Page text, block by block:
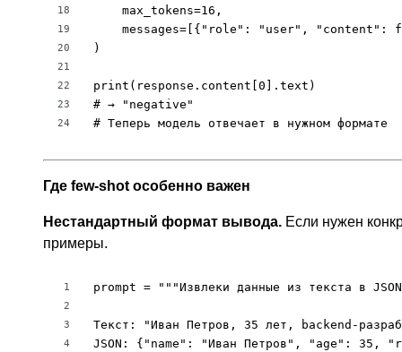
18
19
20
21
22
23
24
    max_tokens=16,
messages=[{"role": "user", "content":
)
print(response.content[0].text)
# → "negative"
# Теперь модель отвечает в нужном формате
Где few-shot особенно важен
Нестандартный формат вывода. Если нужен
примеры.
1
2
3
4
prompt = """Извлеки данные из текста в
Текст: "Иван Петров, 35 лет, backend-
JSON: {"name": "Иван Петров", "age": 35,